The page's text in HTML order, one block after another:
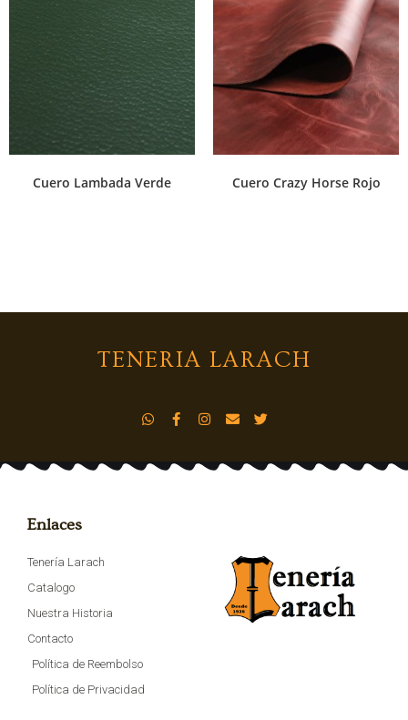
Cuero Lambada Verde Cuero Crazy Horse Rojo
TENERIA LARACH
Enlaces
Tenería Larach
Catalogo
Nuestra Historia
Contacto
Política de Reembolso
Política de Privacidad